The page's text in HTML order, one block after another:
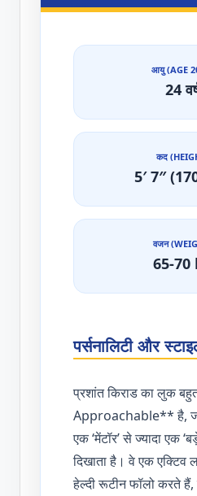
आयु (AGE
24
कद
5′ 7″
वजन
65-70
पर्सनालिटी और
प्रशांत किराड का लुक
Approachable** है, जो
एक ‘मेंटॉर’ से ज्यादा एक
दिखाता है। वे एक एक्टिव
हेल्दी रूटीन फॉलो करते